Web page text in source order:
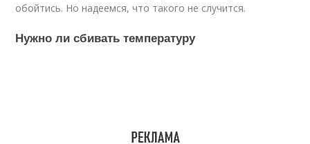
обойтись. Но надеемся, что такого не случится.
Нужно ли сбивать температуру